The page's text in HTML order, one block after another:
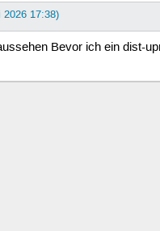
17:38)
Bevor ich ein dist-